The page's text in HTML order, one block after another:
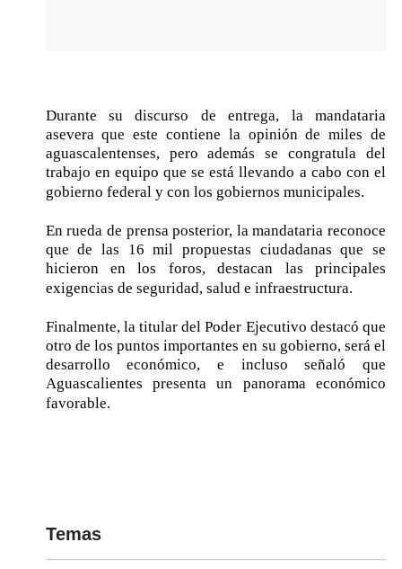
Durante su discurso de entrega, la mandataria
asevera que este contiene la opinión de miles de
aguascalentenses, pero además se congratula del
trabajo en equipo que se está llevando a cabo con el
gobierno federal y con los gobiernos municipales.
En rueda de prensa posterior, la mandataria reconoce
que de las 16 mil propuestas ciudadanas que se
hicieron en los foros, destacan las principales
exigencias de seguridad, salud e infraestructura.
Finalmente, la titular del Poder Ejecutivo destacó que
otro de los puntos importantes en su gobierno, será el
desarrollo económico, e incluso señaló que
Aguascalientes presenta un panorama económico
favorable.
Temas